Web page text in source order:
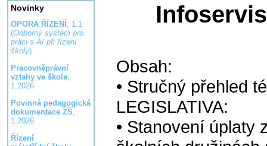
Novinky
OPORA ŘÍZENÍ , 1.1
(Odborný systém pro
práci s AI při řízení
školy)
Pracovněprávní
vztahy ve škole,
1.2026
Povinná pedagogická
dokumentace ZŠ,
1.2026
Řízení
Obsah:
• Stručný přehled
LEGISLATIVA:
• Stanovení úplaty